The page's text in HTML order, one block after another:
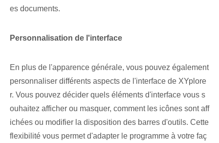
es documents.
Personnalisation de l'interface
En plus de l'apparence générale, vous pouvez également
personnaliser différents aspects de l'interface de XYplore
r. ‌Vous pouvez⁣ décider quels éléments d'interface vous s
ouhaitez afficher ou masquer, comment les icônes sont aff
ichées ou modifier la disposition des barres d'outils.​ Cette
flexibilité vous permet d'adapter le programme à votre faç